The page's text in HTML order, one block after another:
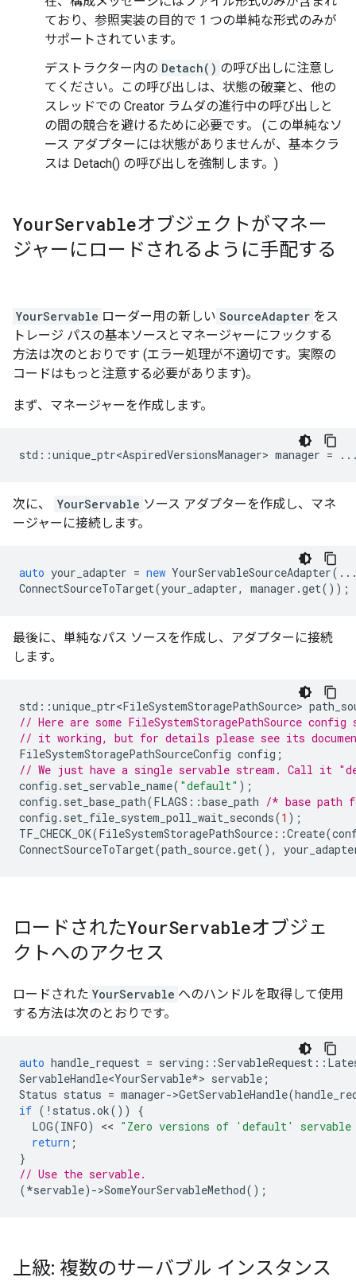
ており、参照実装の目的で 1 つの単純な形式のみが
サポートされています。
デストラクター内の Detach() の呼び出しに注意し
てください。この呼び出しは、状態の破棄と、他の
スレッドでの Creator ラムダの進行中の呼び出しと
の間の競合を避けるために必要です。 (この単純なソ
ース アダプターには状態がありませんが、基本クラ
スは Detach() の呼び出しを強制します。)
YourServableオブジェクトがマネー
ジャーにロードされるように手配する
YourServable ローダー用の新しい SourceAdapter をス
トレージ パスの基本ソースとマネージャーにフックする
方法は次のとおりです (エラー処理が不適切です。実際の
コードはもっと注意する必要があります)。
まず、マネージャーを作成します。
std ::unique_ptr<AspiredVersionsManager> manager =
次に、 YourServable ソース アダプターを作成し、マネ
ージャーに接続します。
auto your_adapter = new YourServableSourceAdapter
ConnectSourceToTarget(your_adapter, manager .get());
最後に、単純なパス ソースを作成し、アダプターに接続
します。
std ::unique_ptr<FileSystemStoragePathSource>
// Here are some FileSystemStoragePathSource
// it working, but for details please see its
FileSystemStoragePathSourceConfig config ;
// We just have a single servable stream. Call it
config . set_servable_name( "default" );
config . set_base_path(FLAGS ::base_path /* base path
config . set_file_system_poll_wait_seconds(1 );
TF_CHECK_OK(FileSystemStoragePathSource ::Create(
ConnectSourceToTarget(path_source.get(),
ロードされたYourServableオブジェ
クトへのアクセス
ロードされた YourServable へのハンドルを取得して使用
する方法は次のとおりです。
auto handle_request = serving ::ServableRequest ::
ServableHandle<YourServable*> servable ;
Status status = manager->GetServableHandle(
if ( ! status .ok())
{
LOG(INFO) << "Zero versions of 'default' servable
return ;
}
// Use the servable.
(*servable) ->SomeYourServableMethod();
上級: 複数のサーバブル インスタンス